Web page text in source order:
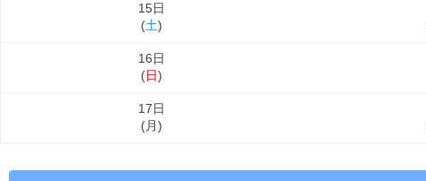
15日
(土)
16日
(日)
17日
(月)